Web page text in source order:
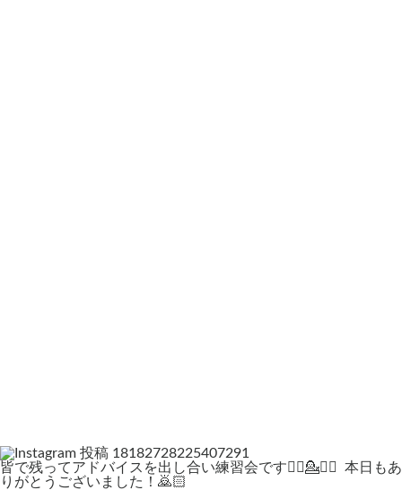
皆で残ってアドバイスを出し合い練習会です💁‍♀️💁💁‍♂️ ⁡ 本日もあ
りがとうございました！🙇🏻‍